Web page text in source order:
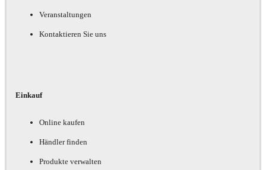
Veranstaltungen
Kontaktieren Sie uns
Einkauf
Online kaufen
Händler finden
Produkte verwalten